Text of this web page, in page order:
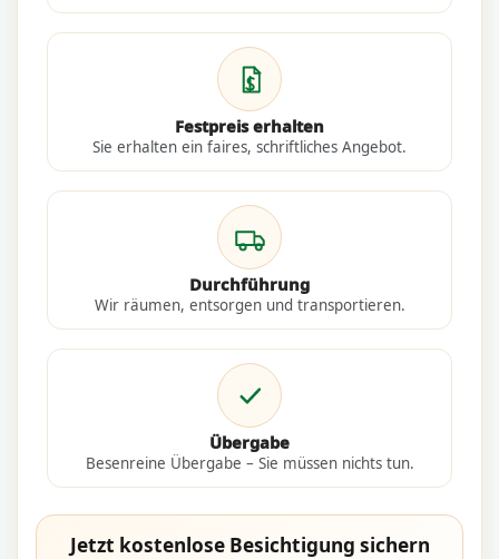
Festpreis erhalten
Sie erhalten ein faires, schriftliches Angebot.
Durchführung
Wir räumen, entsorgen und transportieren.
Übergabe
Besenreine Übergabe – Sie müssen nichts tun.
Jetzt kostenlose Besichtigung sichern